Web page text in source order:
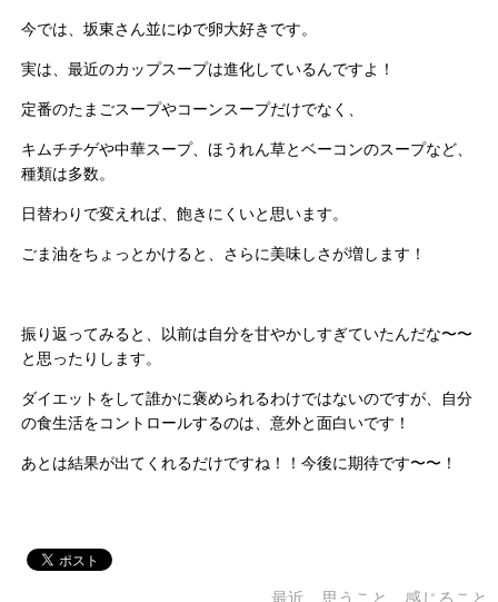
今では、坂東さん並にゆで卵大好きです。
実は、最近のカップスープは進化しているんですよ！
定番のたまごスープやコーンスープだけでなく、
キムチチゲや中華スープ、ほうれん草とベーコンのスープなど、
種類は多数。
日替わりで変えれば、飽きにくいと思います。
ごま油をちょっとかけると、さらに美味しさが増します！
振り返ってみると、以前は自分を甘やかしすぎていたんだな〜〜
と思ったりします。
ダイエットをして誰かに褒められるわけではないのですが、自分
の食生活をコントロールするのは、意外と面白いです！
あとは結果が出てくれるだけですね！！今後に期待です〜〜！